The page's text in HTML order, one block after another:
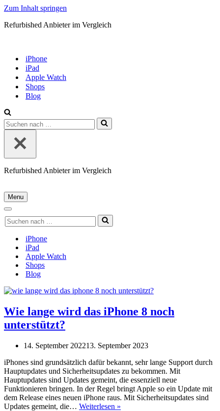
Zum Inhalt springen
Refurbished Anbieter im Vergleich
iPhone
iPad
Apple Watch
Shops
Blog
Suchen
nach …
Refurbished Anbieter im Vergleich
Menu
Navigationsmenü
Navigationsmenü
Suchen
nach …
iPhone
iPad
Apple Watch
Shops
Blog
Wie lange wird das iPhone 8 noch
unterstützt?
14. September 202213. September 2023
iPhones sind grundsätzlich dafür bekannt, sehr lange Support durch
Hauptupdates und Sicherheitsupdates zu bekommen. Mit
Hauptupdates sind Updates gemeint, die essenziell neue
Funktionieren bringen. In der Regel bringt Apple so ein Update mit
dem Release eines neuen iPhone raus. Mit Sicherheitsupdates sind
Updates gemeint, die… Weiterlesen »